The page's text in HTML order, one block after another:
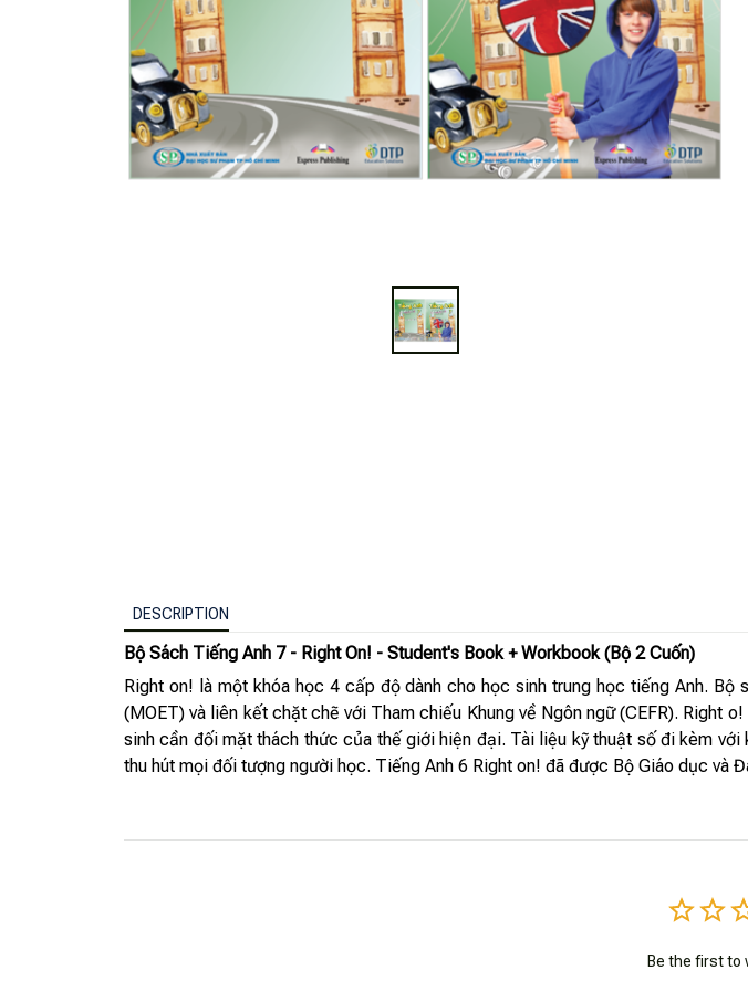
DESCRIPTION
Bộ Sách Tiếng Anh 7 - Right On! - Student's Book + Workbook (Bộ 2 Cuốn)
Right on! là một khóa học 4 cấp độ dành cho học sinh trung học tiếng Anh.
(MOET) và liên kết chặt chẽ với Tham chiếu Khung về Ngôn ngữ (CEFR). Right
sinh cần đối mặt thách thức của thế giới hiện đại. Tài liệu kỹ thuật số đi kèm
thu hút mọi đối tượng người học. Tiếng Anh 6 Right on! đã được Bộ Giáo dục và
Be the first to